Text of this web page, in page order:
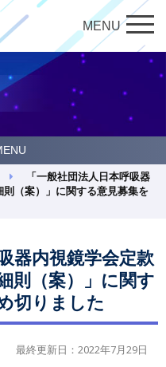
MENU
「一般社団法人日本呼吸器
（案）」に関する意見募集を
器内視鏡学会定款
則（案）」に関す
切りました
最終更新日：2022年7月29日